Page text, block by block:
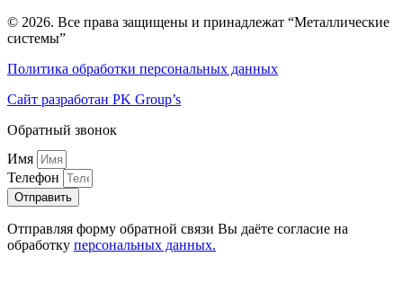
© 2026. Все права защищены и принадлежат “Металлические
системы”
Политика обработки персональных данных
Сайт разработан PK Group’s
Обратный звонок
Имя
Телефон
Отправить
Отправляя форму обратной связи Вы даёте согласие на
обработку персональных данных.